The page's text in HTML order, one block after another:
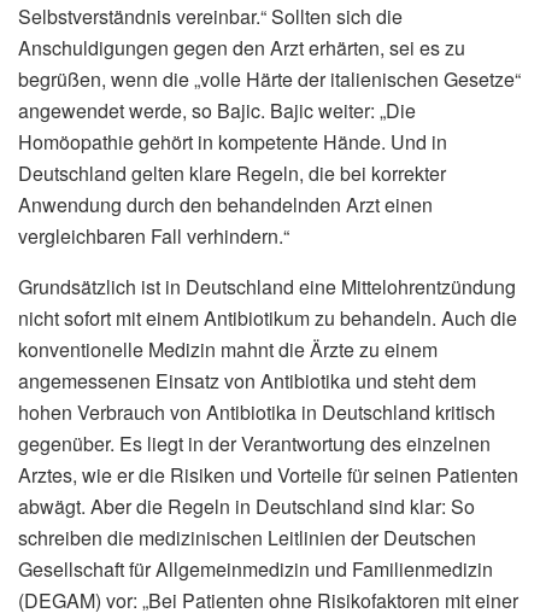
Selbstverständnis vereinbar.“ Sollten sich die
Anschuldigungen gegen den Arzt erhärten, sei es zu
begrüßen, wenn die „volle Härte der italienischen Gesetze“
angewendet werde, so Bajic. Bajic weiter: „Die
Homöopathie gehört in kompetente Hände. Und in
Deutschland gelten klare Regeln, die bei korrekter
Anwendung durch den behandelnden Arzt einen
vergleichbaren Fall verhindern.“
Grundsätzlich ist in Deutschland eine Mittelohrentzündung
nicht sofort mit einem Antibiotikum zu behandeln. Auch die
konventionelle Medizin mahnt die Ärzte zu einem
angemessenen Einsatz von Antibiotika und steht dem
hohen Verbrauch von Antibiotika in Deutschland kritisch
gegenüber. Es liegt in der Verantwortung des einzelnen
Arztes, wie er die Risiken und Vorteile für seinen Patienten
abwägt. Aber die Regeln in Deutschland sind klar: So
schreiben die medizinischen Leitlinien der Deutschen
Gesellschaft für Allgemeinmedizin und Familienmedizin
(DEGAM) vor: „Bei Patienten ohne Risikofaktoren mit einer